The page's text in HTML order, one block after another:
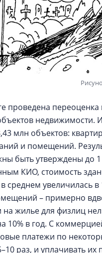
проведена переоценка
недвижимости.
млн объектов:
и помещений.
быть утверждены до
КИО, стоимость
среднем увеличилась в
– примерно
на жилье для физлиц
10% в год. С
платежи по
раз, и уплачивать их